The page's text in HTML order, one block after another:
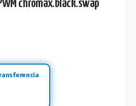
chromax.black.swap